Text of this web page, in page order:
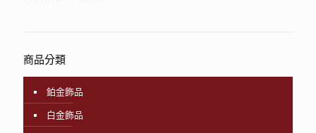
商品分類
鉑金飾品
白金飾品